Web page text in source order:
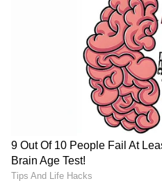
ಅನುಪಮ್ ಖೇರ್ Gen Z ರೀಲ್ಸ್
ಗೆ 150 ಮಿಲಿಯನ್ ವೀವ್ಸ್ !
ಖುಷಿಯಲ್ಲಿ BTS ವಿಡಿಯೋ